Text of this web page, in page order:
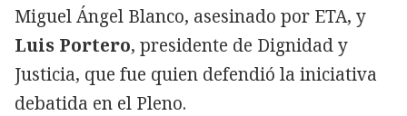
Miguel Ángel Blanco, asesinado por ETA, y
Luis Portero, presidente de Dignidad y
Justicia, que fue quien defendió la iniciativa
debatida en el Pleno.